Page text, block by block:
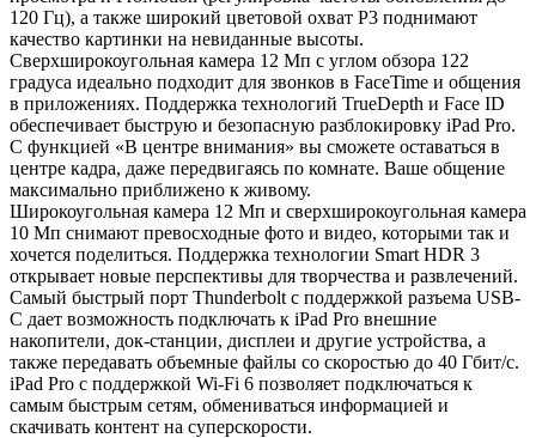
120 Гц), а также широкий цветовой охват Р3 поднимают
качество картинки на невиданные высоты.
Сверхширокоугольная камера 12 Мп с углом обзора 122
градуса идеально подходит для звонков в FaceTime и общения
в приложениях. Поддержка технологий TrueDepth и Face ID
обеспечивает быструю и безопасную разблокировку iPad Pro.
С функцией «В центре внимания» вы сможете оставаться в
центре кадра, даже передвигаясь по комнате. Ваше общение
максимально приближено к живому.
Широкоугольная камера 12 Мп и сверхширокоугольная камера
10 Мп снимают превосходные фото и видео, которыми так и
хочется поделиться. Поддержка технологии Smart HDR 3
открывает новые перспективы для творчества и развлечений.
Самый быстрый порт Thunderbolt с поддержкой разъема USB-
C дает возможность подключать к iPad Pro внешние
накопители, док-станции, дисплеи и другие устройства, а
также передавать объемные файлы со скоростью до 40 Гбит/с.
iPad Pro с поддержкой Wi-Fi 6 позволяет подключаться к
самым быстрым сетям, обмениваться информацией и
скачивать контент на суперскорости.